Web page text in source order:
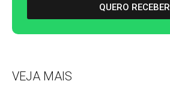
QUERO RECEBER
VEJA MAIS